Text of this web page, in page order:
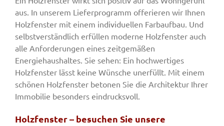
aus. In unserem Lieferprogramm offerieren wir Ihnen
Holzfenster mit einem individuellen Farbaufbau. Und
selbstverständlich erfüllen moderne Holzfenster auch
alle Anforderungen eines zeitgemäßen
Energiehaushaltes. Sie sehen: Ein hochwertiges
Holzfenster lässt keine Wünsche unerfüllt. Mit einem
schönen Holzfenster betonen Sie die Architektur Ihrer
Immobilie besonders eindrucksvoll.
Holzfenster – besuchen Sie unsere